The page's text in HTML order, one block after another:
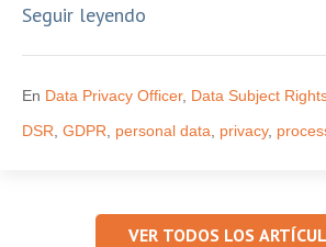
Seguir leyendo
En Data Privacy Officer, Data Subject
DSR GDPR personal data privacy,
VER TODOS LOS